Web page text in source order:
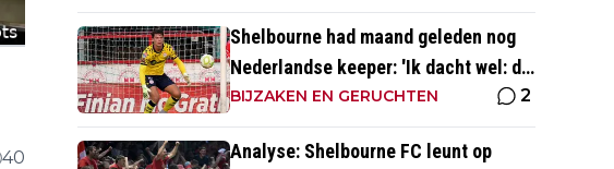
40
Shelbourne had maand geleden nog
Nederlandse keeper: 'Ik dacht wel: dit
is wel héél Iers'
BIJZAKEN EN GERUCHTEN 2
Analyse: Shelbourne FC leunt op